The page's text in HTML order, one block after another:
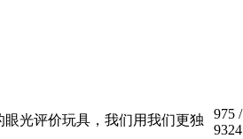
光评价玩具，我们用我们更独
975 /
9324